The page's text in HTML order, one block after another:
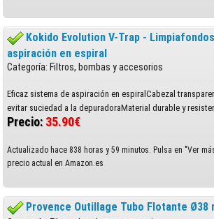
Kokido Evolution V-Trap -
aspiración en espiral
Categoría: Filtros, bombas y accesorios
Eficaz sistema de aspiración en espiralCabezal
evitar suciedad a la depuradoraMaterial durable y
Precio: 35.90€
Actualizado hace 838 horas y 59 minutos. Pulsa en "Ver
precio actual en Amazon.es
Provence Outillage Tubo Flotante Ø38